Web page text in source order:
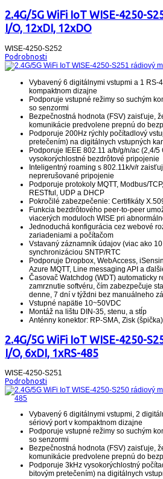
2.4G/5G WiFi IoT WISE-4250-
I/O, 12xDI, 12xDO
WISE-4250-S252
Podrobnosti
Vybavený 6 digitálnymi vstupmi a 1 RS-
kompaktnom dizajne
Podporuje vstupné režimy so suchým
so senzormi
Bezpečnostná hodnota (FSV) zaisťuje,
komunikácie predvolene prepnú do
Podporuje 200Hz rýchly počítadlový
pretečením) na digitálnych vstupných
Podporuje IEEE 802.11 a/b/g/n/ac (2,4/5
vysokorýchlostné bezdrôtové pripojenie
Inteligentný roaming s 802.11k/v/r
neprerušované pripojenie
Podporuje protokoly MQTT, Modbus/
RESTful, UDP a DHCP
Pokročilé zabezpečenie: Certifikáty
Funkcia bezdrôtového peer-to-peer
viacerých moduloch WISE pri
Jednoduchá konfigurácia cez webové
zariadeniami a počítačom
Vstavaný záznamník údajov (viac ako
synchronizáciou SNTP/RTC
Podporuje Dropbox, WebAccess,
Azure MQTT, Line messaging API a
Časovač Watchdog (WDT) automaticky
zamrznutie softvéru, čím zabezpečuje
denne, 7 dní v týždni bez manuálneho
Vstupné napätie 10~50VDC
Montáž na lištu DIN-35, stenu, a stĺp
Anténny konektor: RP-SMA, Zisk
2.4G/5G WiFi IoT WISE-4250-
I/O, 6xDI, 1xRS-485
WISE-4250-S251
Podrobnosti
Vybavený 6 digitálnymi vstupmi, 2
sériový port v kompaktnom dizajne
Podporuje vstupné režimy so suchým
so senzormi
Bezpečnostná hodnota (FSV) zaisťuje,
komunikácie predvolene prepnú do
Podporuje 3kHz vysokorýchlostný
bitovým pretečením) na digitálnych